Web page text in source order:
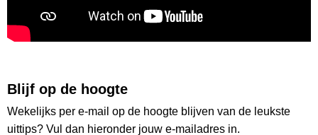
Blijf op de hoogte
Wekelijks per e-mail op de hoogte blijven van de leukste
uittips? Vul dan hieronder jouw e-mailadres in.